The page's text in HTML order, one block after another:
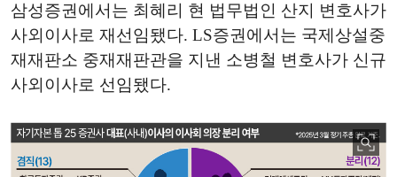
삼성증권에서는 최혜리 현 법무법인 산지 변호사가
사외이사로 재선임됐다. LS증권에서는 국제상설중
재재판소 중재재판관을 지낸 소병철 변호사가 신규
사외이사로 선임됐다.